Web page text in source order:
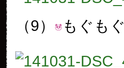
（9） もぐもぐ